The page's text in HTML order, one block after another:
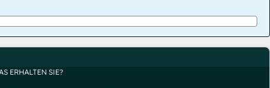
ERHALTEN SIE?